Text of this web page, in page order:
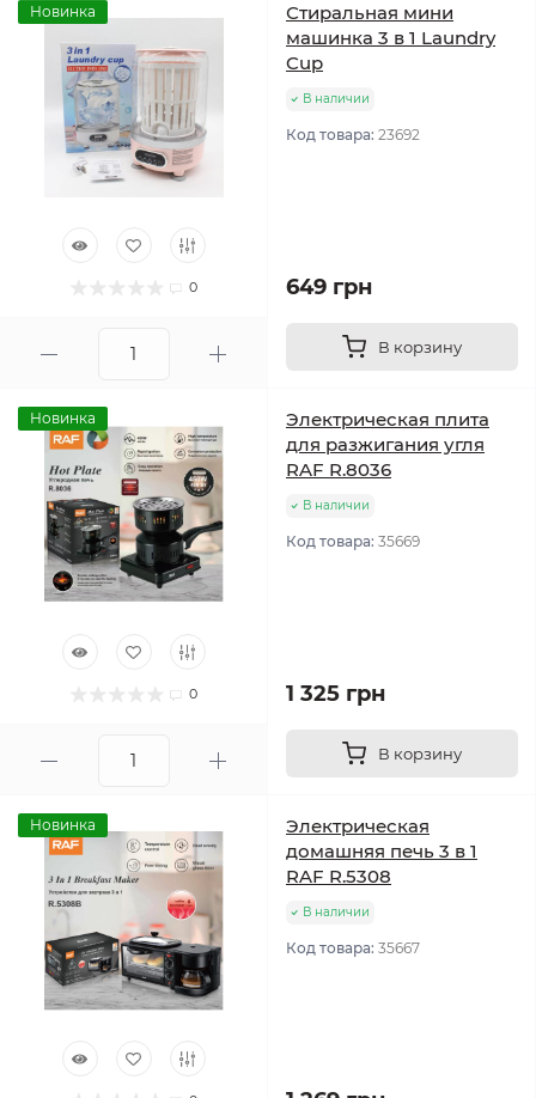
Новинка
0
Стиральная мини
машинка 3 в 1 Laundry
Cup
В наличии
Код товара: 23692
649 грн
В корзину
Новинка
0
Электрическая плита
для разжигания угля
RAF R.8036
В наличии
Код товара: 35669
1 325 грн
В корзину
Новинка
Электрическая
домашняя печь 3 в 1
RAF R.5308
В наличии
Код товара: 35667